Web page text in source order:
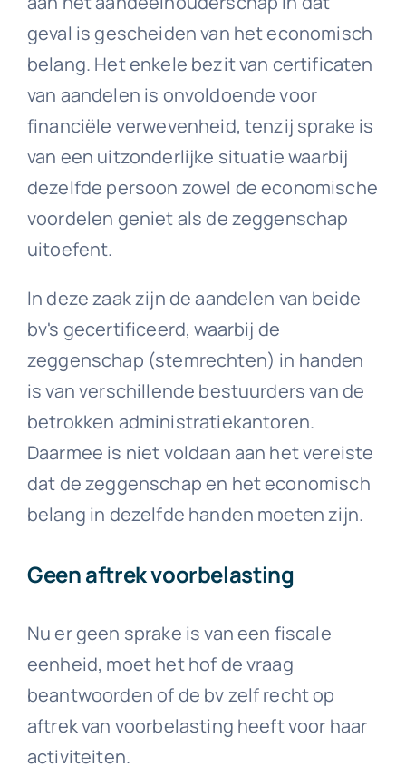
geval is gescheiden van het economisch
belang. Het enkele bezit van certificaten
van aandelen is onvoldoende voor
financiële verwevenheid, tenzij sprake is
van een uitzonderlijke situatie waarbij
dezelfde persoon zowel de economische
voordelen geniet als de zeggenschap
uitoefent.
In deze zaak zijn de aandelen van beide
bv's gecertificeerd, waarbij de
zeggenschap (stemrechten) in handen
is van verschillende bestuurders van de
betrokken administratiekantoren.
Daarmee is niet voldaan aan het vereiste
dat de zeggenschap en het economisch
belang in dezelfde handen moeten zijn.
Geen aftrek voorbelasting
Nu er geen sprake is van een fiscale
eenheid, moet het hof de vraag
beantwoorden of de bv zelf recht op
aftrek van voorbelasting heeft voor haar
activiteiten.